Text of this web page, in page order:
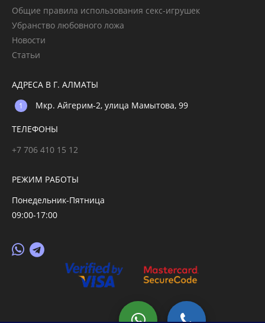
Общие правила использования секс-игрушек
Убранство любовного ложа
Новости
Статьи
АДРЕСА В Г. АЛМАТЫ
Мкр. Айгерим-2, улица Мамытова, 99
ТЕЛЕФОНЫ
+7 706 410 15 12
РЕЖИМ РАБОТЫ
Понедельник-Пятница
09:00-17:00